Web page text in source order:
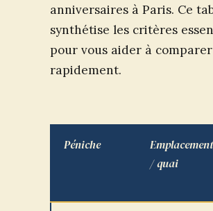
anniversaires à Paris. Ce
synthétise les critères
pour vous aider à comparer
rapidement.
Péniche
Emplacement
/ quai